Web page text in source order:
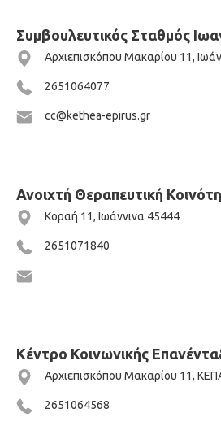
Συμβουλευτικός Σταθμός
Αρχιεπισκόπου Μακαρίου 11,
2651064077
cc@kethea-epirus.gr
Ανοιχτή Θεραπευτική
Κοραή 11, Ιωάννινα 45444
2651071840
Κέντρο Κοινωνικής
Αρχιεπισκόπου Μακαρίου 11,
2651064568